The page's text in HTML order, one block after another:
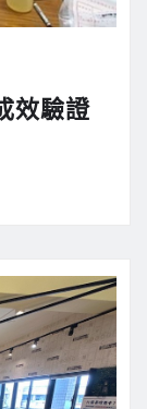
效驗證